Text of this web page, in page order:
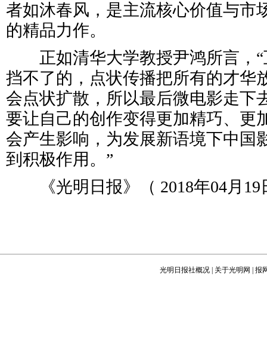
者如沐春风，是主流核心价值与市
的精品力作。
正如清华大学教授尹鸿所言，“
挡不了的，点状传播把所有的才华
会点状扩散，所以最后微电影走下
要让自己的创作变得更加精巧、更
会产生影响，为发展新语境下中国
到积极作用。”
《光明日报》（ 2018年04月19
光明日报社概况 关于光明网 报